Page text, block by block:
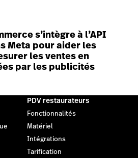
s’intègre à l’API
Meta pour aider les
les ventes en
par les publicités
PDV restaurateurs
Fonctionnalités
Matériel
Intégrations
Tarification